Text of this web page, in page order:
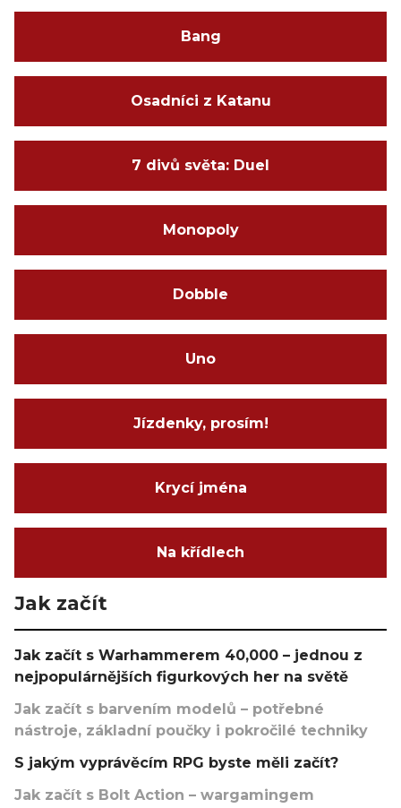
Bang
Osadníci z Katanu
7 divů světa: Duel
Monopoly
Dobble
Uno
Jízdenky, prosím!
Krycí jména
Na křídlech
Jak začít
Jak začít s Warhammerem 40,000 – jednou z
nejpopulárnějších figurkových her na světě
Jak začít s barvením modelů – potřebné
nástroje, základní poučky i pokročilé techniky
S jakým vyprávěcím RPG byste měli začít?
Jak začít s Bolt Action – wargamingem